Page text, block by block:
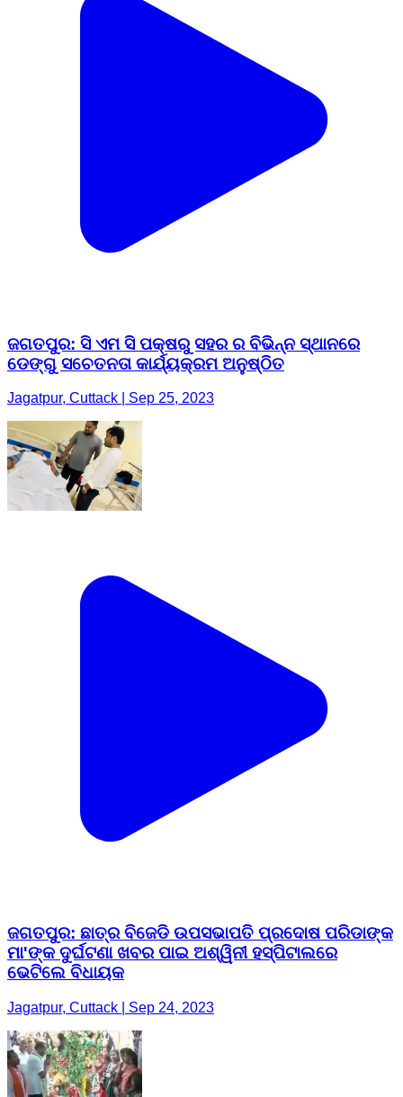
ଜଗତପୁର: ସି ଏମ ସି ପକ୍ଷରୁ ସହର ର ବିଭିନ୍ନ ସ୍ଥାନରେ
ଡେଙ୍ଗୁ ସଚେତନତା କାର୍ଯ୍ୟକ୍ରମ ଅନୁଷ୍ଠିତ
Jagatpur, Cuttack | Sep 25, 2023
ଜଗତପୁର: ଛାତ୍ର ବିଜେଡି ଉପସଭାପତି ପ୍ରଦୋଷ ପରିଡାଙ୍କ
ମା'ଙ୍କ ଦୁର୍ଘଟଣା ଖବର ପାଇ ଅଶ୍ୱିନୀ ହସ୍ପିଟାଲରେ
ଭେଟିଲେ ବିଧାୟକ
Jagatpur, Cuttack | Sep 24, 2023